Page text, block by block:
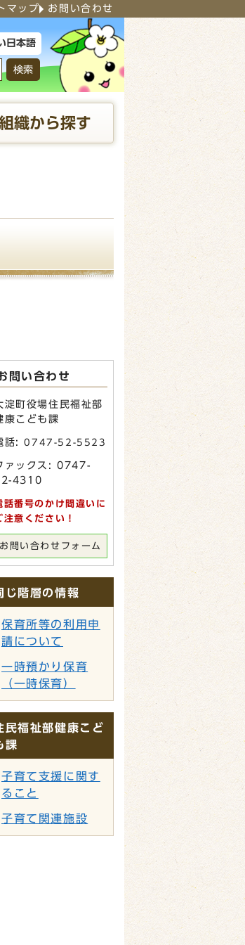
マップ お問い合わせ
日本語
検索
織から探す
問い合わせ
淀町役場住民福祉部
康こども課
話:0747-52-5523
ァックス: 0747-
4310
話番号のかけ間違いに
注意ください！
お問い合わせフォーム
じ階層の情報
保育所等の利用申
請について
一時預かり保育
（一時保育）
民福祉部健康こど
課
子育て支援に関す
ること
子育て関連施設